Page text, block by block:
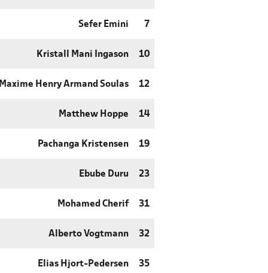
Sefer Emini 7
Kristall Mani Ingason 10
Henry Armand Soulas 12
Matthew Hoppe 14
Pachanga Kristensen 19
Ebube Duru 23
Mohamed Cherif 31
Alberto Vogtmann 32
Elias Hjort-Pedersen 35